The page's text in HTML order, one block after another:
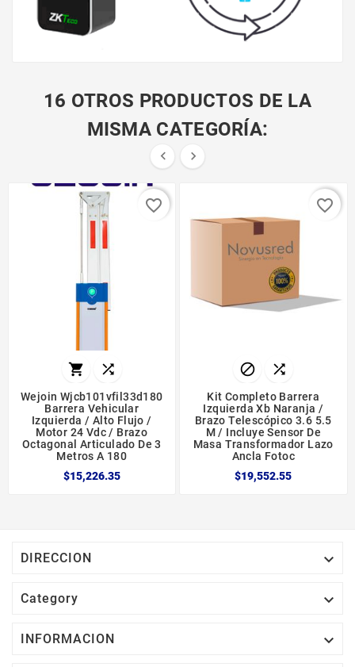
16 OTROS PRODUCTOS DE LA
MISMA CATEGORÍA:
 
 
Wejoin Wjcb101vfil33d180
Barrera Vehicular
Izquierda / Alto Flujo /
Motor 24 Vdc / Brazo
Octagonal Articulado De 3
Metros A 180
$15,226.35
favorite_border
 
Kit Completo Barrera
Izquierda Xb Naranja /
Brazo Telescópico 3.6 5.5
M / Incluye Sensor De
Masa Transformador Lazo
Ancla Fotoc
$19,552.55
favorite_border
DIRECCION 
Category 
INFORMACION 